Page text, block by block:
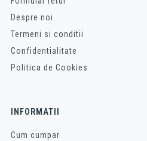
Despre noi
Termeni si conditii
Confidentialitate
Politica de Cookies
INFORMATII
Cum cumpar